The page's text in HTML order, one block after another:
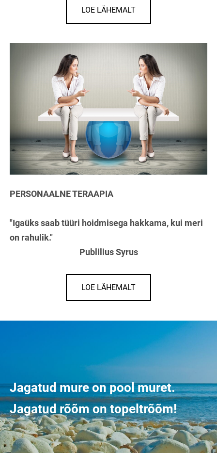
LOE LÄHEMALT
PERSONAALNE TERAAPIA
"Igaüks saab tüüri hoidmisega hakkama, kui meri
on rahulik."
Publilius Syrus
LOE LÄHEMALT
Jagatud mure on pool muret.
Jagatud rõõm on topeltrõõm!